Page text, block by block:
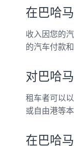
在巴哈
收入因您的
的汽车付款
对巴哈
租车者可以
或自由港等
在巴哈